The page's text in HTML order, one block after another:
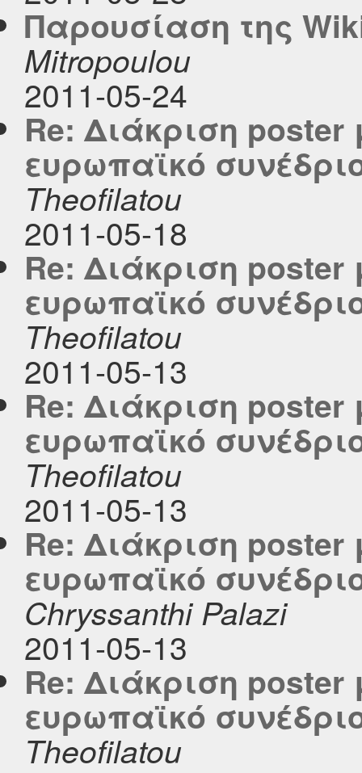
Παρουσίαση της
Mitropoulou
2011-05-24
Re: Διάκριση
ευρωπαϊκό
Theofilatou
2011-05-18
Re: Διάκριση
ευρωπαϊκό
Theofilatou
2011-05-13
Re: Διάκριση
ευρωπαϊκό
Theofilatou
2011-05-13
Re: Διάκριση
ευρωπαϊκό
Chryssanthi Palazi
2011-05-13
Re: Διάκριση
ευρωπαϊκό
Theofilatou